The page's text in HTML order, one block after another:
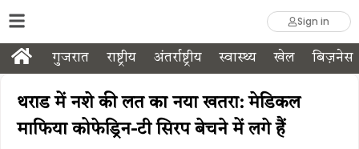
Sign in
गुजरात राष्ट्रीय अंतर्राष्ट्रीय स्वास्थ्य खेल बिज़नेस
थराड में नशे की लत का नया खतरा: मेडिकल
माफिया कोफेड्रिन-टी सिरप बेचने में लगे हैं